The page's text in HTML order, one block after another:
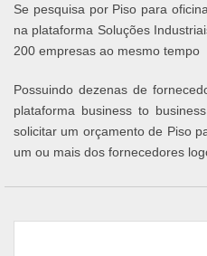
Se pesquisa por Piso para
na plataforma Soluções
200 empresas ao mesmo tempo
Possuindo dezenas de
plataforma business to
solicitar um orçamento de Piso
um ou mais dos fornecedores